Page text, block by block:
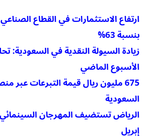
ارتفاع الاستثمارات في القطاع
بنسبة 63%
زيادة السيولة النقدية في السعودية:
الأسبوع الماضي
675 مليون ريال قيمة التبرعات عبر
السعودية
الرياض تستضيف المهرجان
إبريل